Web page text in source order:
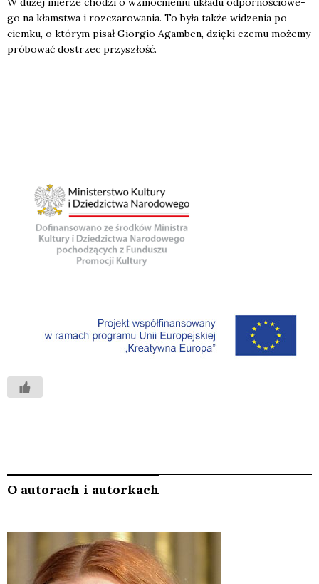
go na kłam­stwa i roz­cza­ro­wa­nia. To była tak­że widze­nia po
ciem­ku, o któ­rym pisał Gior­gio Agam­ben, dzię­ki cze­mu może­my
pró­bo­wać dostrzec przy­szłość.
O autorach i autorkach